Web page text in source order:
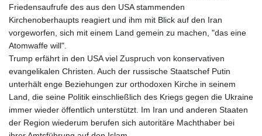
Friedensaufrufe des aus den USA stammenden
Kirchenoberhaupts reagiert und ihm mit Blick auf den Iran
vorgeworfen, sich mit einem Land gemein zu machen, "das eine
Atomwaffe will".
Trump erfährt in den USA viel Zuspruch von konservativen
evangelikalen Christen. Auch der russische Staatschef Putin
unterhält enge Beziehungen zur orthodoxen Kirche in seinem
Land, die seine Politik einschließlich des Kriegs gegen die Ukraine
immer wieder öffentlich unterstützt. Im Iran und anderen Staaten
der Region wiederum berufen sich autoritäre Machthaber bei